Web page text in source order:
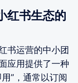
红书生态的
书运营的中小团
应用提供了一种
”，通常以订阅